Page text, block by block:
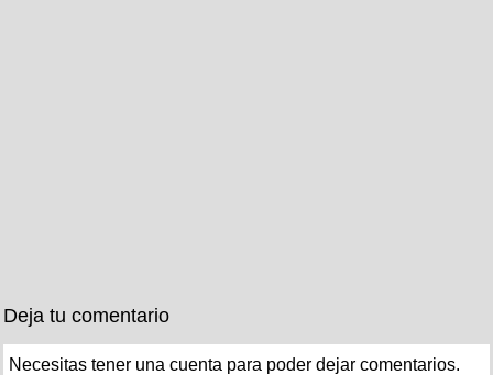
Deja tu comentario
Necesitas tener una cuenta para poder dejar comentarios.